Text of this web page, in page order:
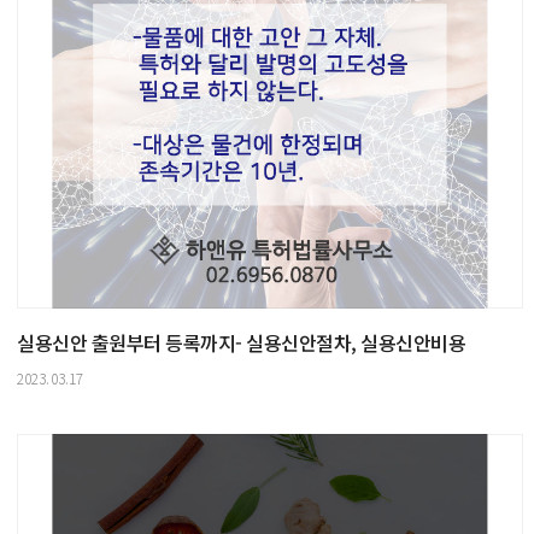
실용신안 출원부터 등록까지- 실용신안절차, 실용신안비용
2023.03.17